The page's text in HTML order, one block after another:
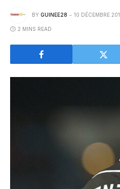
BY GUINEE28 10 DÉCEMBRE
2 MINS READ